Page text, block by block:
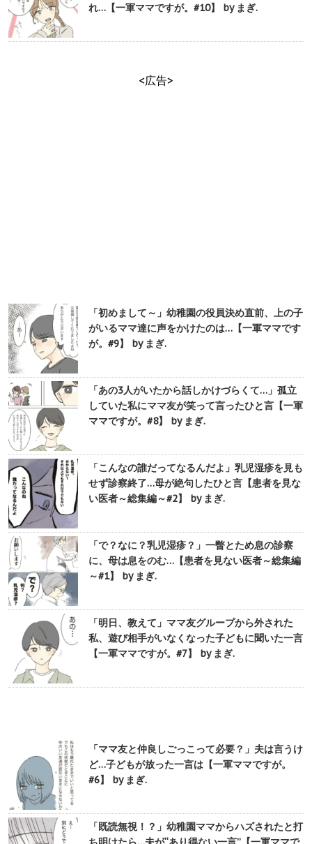
れ…【一軍ママですが。#10】 by まぎ.
<広告>
「初めまして～」幼稚園の役員決め直前、上の子
がいるママ達に声をかけたのは…【一軍ママです
が。#9】 by まぎ.
「あの3人がいたから話しかけづらくて…」孤立
していた私にママ友が笑って言ったひと言【一軍
ママですが。#8】 by まぎ.
「こんなの誰だってなるんだよ」乳児湿疹を見も
せず診察終了…母が絶句したひと言【患者を見な
い医者～総集編～#2】 by まぎ.
「で？なに？乳児湿疹？」一瞥とため息の診察
に、母は息をのむ…【患者を見ない医者～総集編
～#1】 by まぎ.
「明日、教えて」ママ友グループから外された
私、遊び相手がいなくなった子どもに聞いた一言
【一軍ママですが。#7】 by まぎ.
「ママ友と仲良しごっこって必要？」夫は言うけ
ど…子どもが放った一言は【一軍ママですが。
#6】 by まぎ.
「既読無視！？」幼稚園ママからハズされたと打